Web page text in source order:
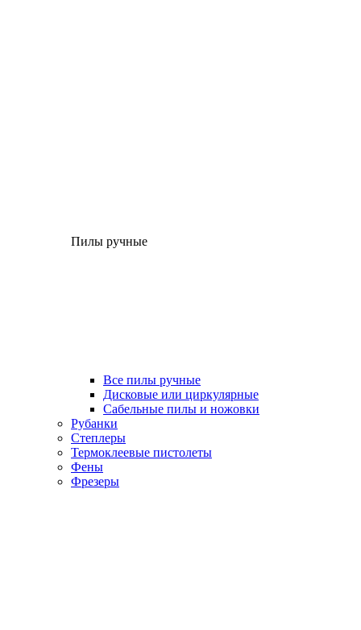
Пилы ручные
Все пилы ручные
Дисковые или циркулярные
Сабельные пилы и ножовки
Рубанки
Степлеры
Термоклеевые пистолеты
Фены
Фрезеры